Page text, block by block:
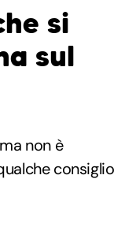
si
sul
non è
consiglio